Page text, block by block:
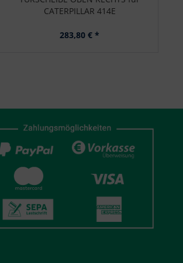
CATERPILLAR 414E
283,80 € *